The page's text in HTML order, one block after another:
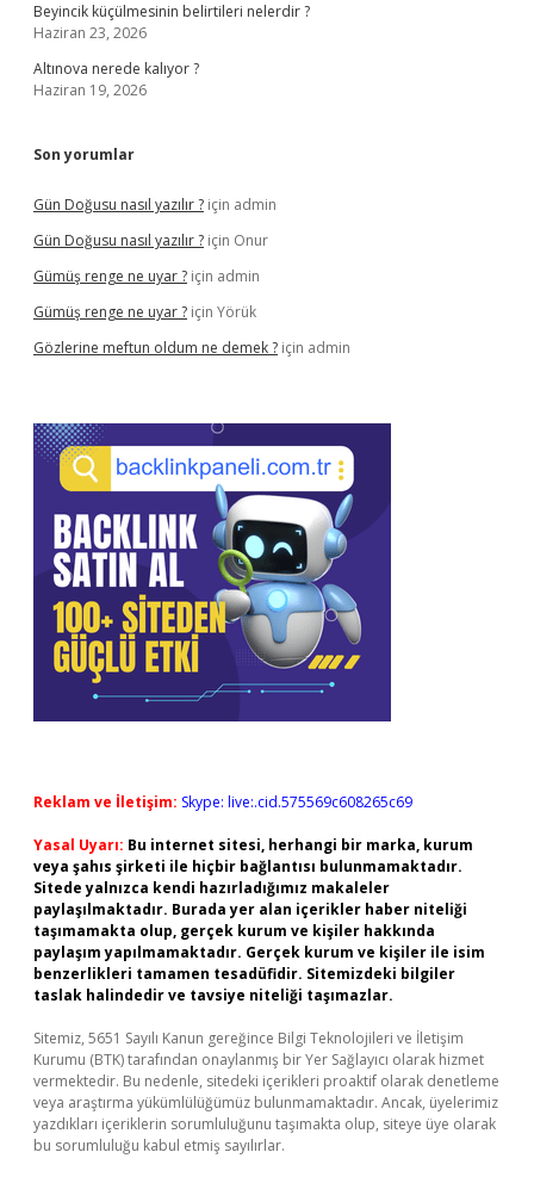
Beyincik küçülmesinin belirtileri nelerdir ?
Haziran 23, 2026
Altınova nerede kalıyor ?
Haziran 19, 2026
Son yorumlar
Gün Doğusu nasıl yazılır ? için admin
Gün Doğusu nasıl yazılır ? için Onur
Gümüş renge ne uyar ? için admin
Gümüş renge ne uyar ? için Yörük
Gözlerine meftun oldum ne demek ? için admin
Reklam ve İletişim: Skype: live:.cid.575569c608265c69
Yasal Uyarı: Bu internet sitesi, herhangi bir marka, kurum
veya şahıs şirketi ile hiçbir bağlantısı bulunmamaktadır.
Sitede yalnızca kendi hazırladığımız makaleler
paylaşılmaktadır. Burada yer alan içerikler haber niteliği
taşımamakta olup, gerçek kurum ve kişiler hakkında
paylaşım yapılmamaktadır. Gerçek kurum ve kişiler ile isim
benzerlikleri tamamen tesadüfidir. Sitemizdeki bilgiler
taslak halindedir ve tavsiye niteliği taşımazlar.
Sitemiz, 5651 Sayılı Kanun gereğince Bilgi Teknolojileri ve İletişim
Kurumu (BTK) tarafından onaylanmış bir Yer Sağlayıcı olarak hizmet
vermektedir. Bu nedenle, sitedeki içerikleri proaktif olarak denetleme
veya araştırma yükümlülüğümüz bulunmamaktadır. Ancak, üyelerimiz
yazdıkları içeriklerin sorumluluğunu taşımakta olup, siteye üye olarak
bu sorumluluğu kabul etmiş sayılırlar.